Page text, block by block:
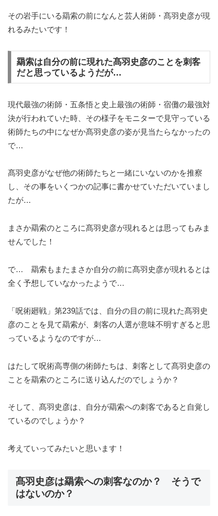
その岩手にいる羂索の前になんと芸人術師・髙羽史彦が現
れるみたいです！
羂索は自分の前に現れた髙羽史彦のことを刺客
だと思っているようだが…
現代最強の術師・五条悟と史上最強の術師・宿儺の最強対
決が行われていた時、その様子をモニターで見守っている
術師たちの中になぜか髙羽史彦の姿が見当たらなかったの
で…
髙羽史彦がなぜ他の術師たちと一緒にいないのかを推察
し、その事をいくつかの記事に書かせていただいていまし
たが…
まさか羂索のところに髙羽史彦が現れるとは思ってもみま
せんでした！
で… 羂索もまたまさか自分の前に髙羽史彦が現れるとは
全く予想していなかったようで…
「呪術廻戦」第239話では、自分の目の前に現れた髙羽史
彦のことを見て羂索が、刺客の人選が意味不明すぎると思
っているようなのですが…
はたして呪術高専側の術師たちは、刺客として髙羽史彦の
ことを羂索のところに送り込んだのでしょうか？
そして、髙羽史彦は、自分が羂索への刺客であると自覚し
ているのでしょうか？
考えていってみたいと思います！
髙羽史彦は羂索への刺客なのか？ そうで
はないのか？